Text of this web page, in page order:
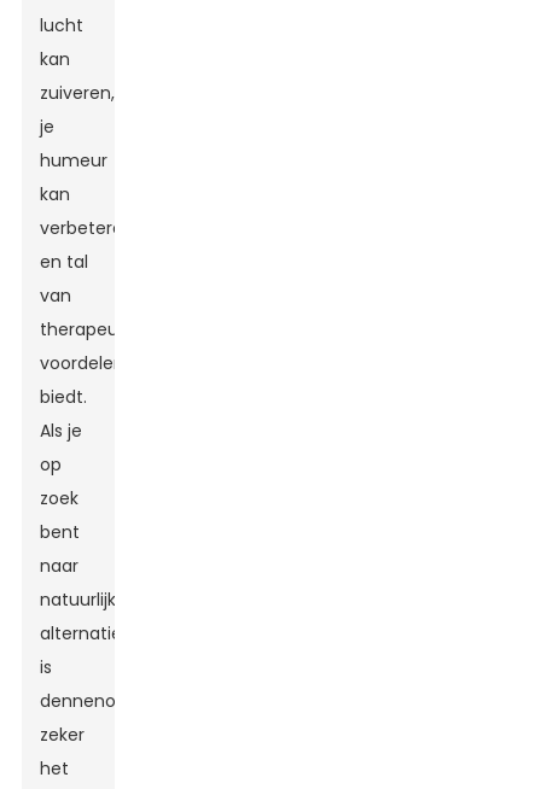
lucht
kan
zuiveren,
je
humeur
kan
verbeteren
en tal
van
therapeutische
voordelen
biedt.
Als je
op
zoek
bent
naar
natuurlijke
alternatieven,
is
dennenolie
zeker
het